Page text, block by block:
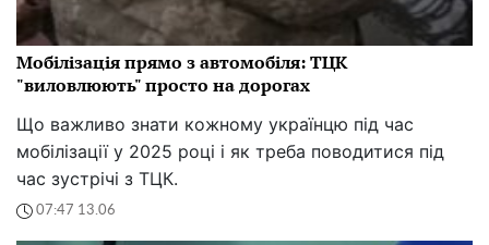
Мобілізація прямо з автомобіля: ТЦК
"виловлюють" просто на дорогах
Що важливо знати кожному українцю під час
мобілізації у 2025 році і як треба поводитися під
час зустрічі з ТЦК.
07:47 13.06